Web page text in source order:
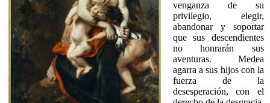
venganza de su
privilegio, elegir,
abandonar y soportar
que sus descendientes
no honrarán sus
aventuras. Medea
agarra a sus hijos con la
fuerza de la
desesperación, con el